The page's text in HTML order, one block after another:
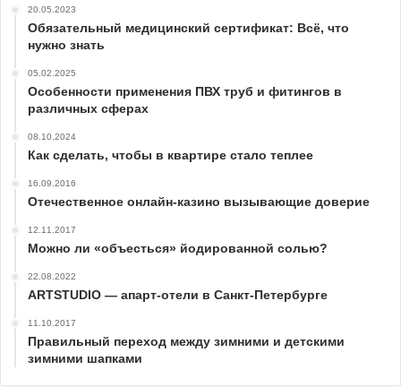
20.05.2023
Обязательный медицинский сертификат: Всё, что
нужно знать
05.02.2025
Особенности применения ПВХ труб и фитингов в
различных сферах
08.10.2024
Как сделать, чтобы в квартире стало теплее
16.09.2016
Отечественное онлайн-казино вызывающие доверие
12.11.2017
Можно ли «объесться» йодированной солью?
22.08.2022
ARTSTUDIO — апарт-отели в Санкт-Петербурге
11.10.2017
Правильный переход между зимними и детскими
зимними шапками